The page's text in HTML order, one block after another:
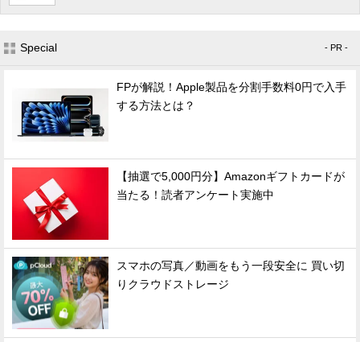
Special - PR -
FPが解説！Apple製品を分割手数料0円で入手
する方法とは？
【抽選で5,000円分】Amazonギフトカードが
当たる！読者アンケート実施中
スマホの写真／動画をもう一段安全に 買い切
りクラウドストレージ